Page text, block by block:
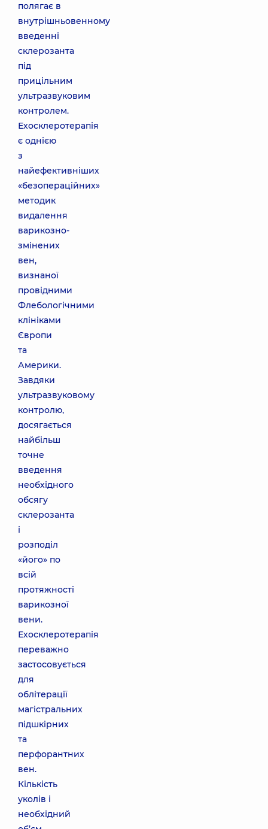
полягає в
внутрішньовенному
введенні
склерозанта
під
прицільним
ультразвуковим
контролем.
Ехосклеротерапія
є однією
з
найефективніших
«безопераційних»
методик
видалення
варикозно-
змінених
вен,
визнаної
провідними
Флебологічними
клініками
Європи
та
Америки.
Завдяки
ультразвуковому
контролю,
досягається
найбільш
точне
введення
необхідного
обсягу
склерозанта
і
розподіл
«його» по
всій
протяжності
варикозної
вени.
Ехосклеротерапія
переважно
застосовується
для
облітерації
магістральних
підшкірних
та
перфорантних
вен.
Кількість
уколів і
необхідний